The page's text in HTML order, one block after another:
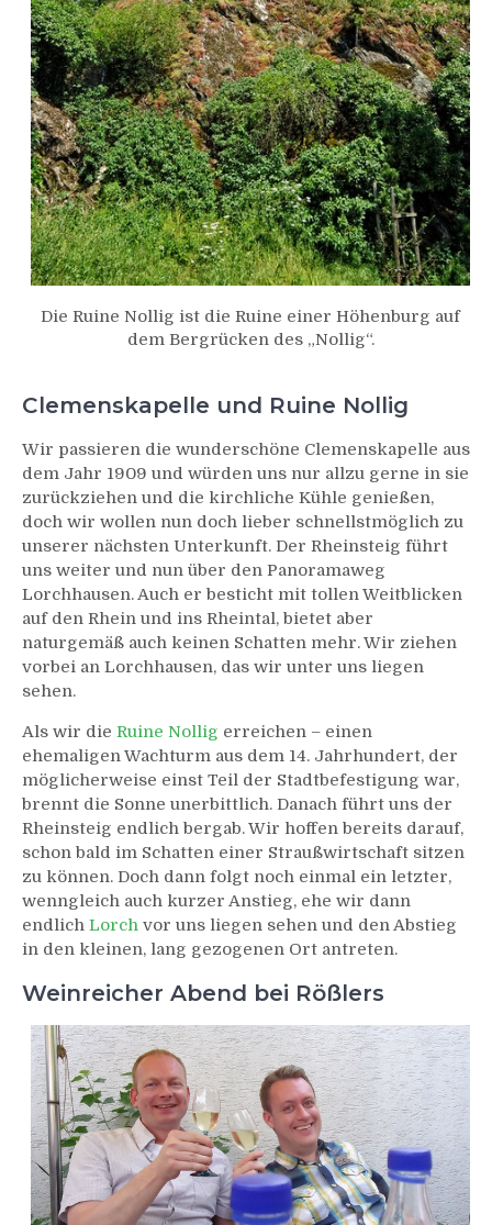
Die Ruine Nollig ist die Ruine einer Höhenburg auf
dem Bergrücken des „Nollig“.
Clemenskapelle und Ruine Nollig
Wir passieren die wunderschöne Clemenskapelle aus
dem Jahr 1909 und würden uns nur allzu gerne in sie
zurückziehen und die kirchliche Kühle genießen,
doch wir wollen nun doch lieber schnellstmöglich zu
unserer nächsten Unterkunft. Der Rheinsteig führt
uns weiter und nun über den Panoramaweg
Lorchhausen. Auch er besticht mit tollen Weitblicken
auf den Rhein und ins Rheintal, bietet aber
naturgemäß auch keinen Schatten mehr. Wir ziehen
vorbei an Lorchhausen, das wir unter uns liegen
sehen.
Als wir die Ruine Nollig erreichen – einen
ehemaligen Wachturm aus dem 14. Jahrhundert, der
möglicherweise einst Teil der Stadtbefestigung war,
brennt die Sonne unerbittlich. Danach führt uns der
Rheinsteig endlich bergab. Wir hoffen bereits darauf,
schon bald im Schatten einer Straußwirtschaft sitzen
zu können. Doch dann folgt noch einmal ein letzter,
wenngleich auch kurzer Anstieg, ehe wir dann
endlich Lorch vor uns liegen sehen und den Abstieg
in den kleinen, lang gezogenen Ort antreten.
Weinreicher Abend bei Rößlers